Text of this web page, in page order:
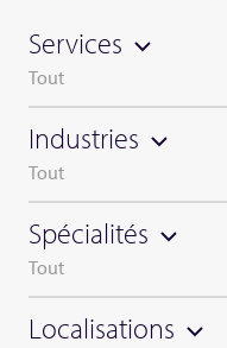
Services
Tout
Industries
Tout
Spécialités
Tout
Localisations